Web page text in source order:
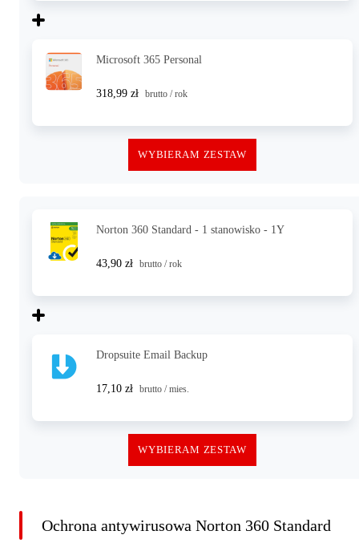
Microsoft 365 Personal
318,99 zł brutto / rok
WYBIERAM ZESTAW
Norton 360 Standard - 1 stanowisko - 1Y
43,90 zł brutto / rok
Dropsuite Email Backup
17,10 zł brutto / mies.
WYBIERAM ZESTAW
Ochrona antywirusowa Norton 360 Standard